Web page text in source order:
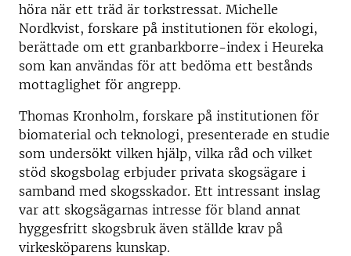
höra när ett träd är torkstressat. Michelle
Nordkvist, forskare på institutionen för ekologi,
berättade om ett granbarkborre-index i Heureka
som kan användas för att bedöma ett bestånds
mottaglighet för angrepp.
Thomas Kronholm, forskare på institutionen för
biomaterial och teknologi, presenterade en studie
som undersökt vilken hjälp, vilka råd och vilket
stöd skogsbolag erbjuder privata skogsägare i
samband med skogsskador. Ett intressant inslag
var att skogsägarnas intresse för bland annat
hyggesfritt skogsbruk även ställde krav på
virkesköparens kunskap.